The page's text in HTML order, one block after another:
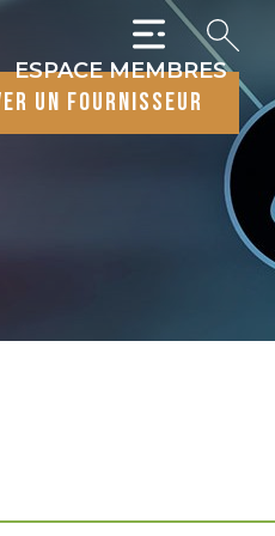
ESPACE MEMBRES
un fournisseur